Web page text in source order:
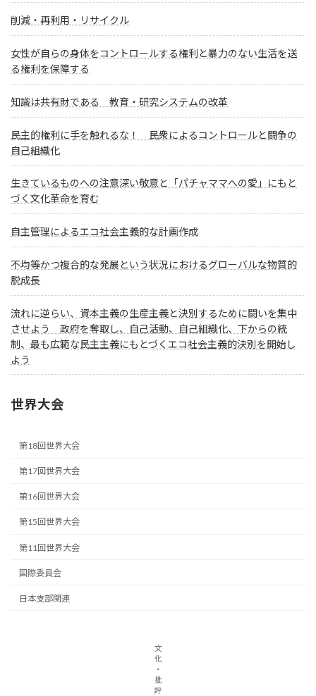
削減・再利用・リサイクル
女性が自らの身体をコントロールする権利と暴力のない生活を送
る権利を保障する
知識は共有財である 教育・研究システムの改革
民主的権利に手を触れるな！ 民衆によるコントロールと闘争の
自己組織化
生きているものへの注意深い敬意と「パチャママへの愛」にもと
づく文化革命を育む
自主管理によるエコ社会主義的な計画作成
不均等かつ複合的な発展という状況におけるグローバルな物質的
脱成長
流れに逆らい、資本主義の生産主義と決別するために闘いを集中
させよう 政府を奪取し、自己活動、自己組織化、下からの統
制、最も広範な民主主義にもとづくエコ社会主義的決別を開始し
よう
世界大会
第18回世界大会
第17回世界大会
第16回世界大会
第15回世界大会
第11回世界大会
国際委員会
日本支部関連
文
化
・
批
評